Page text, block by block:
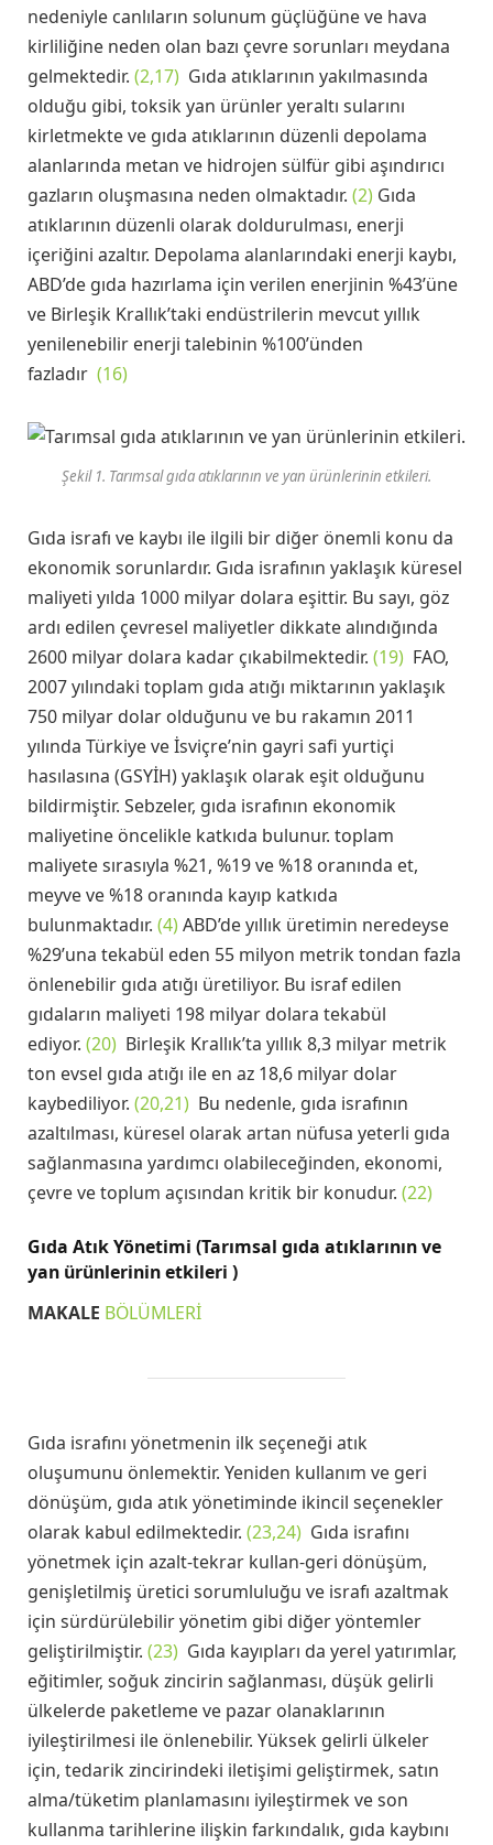
nedeniyle canlıların solunum güçlüğüne ve hava
kirliliğine neden olan bazı çevre sorunları meydana
gelmektedir. (2,17) Gıda atıklarının yakılmasında
olduğu gibi, toksik yan ürünler yeraltı sularını
kirletmekte ve gıda atıklarının düzenli depolama
alanlarında metan ve hidrojen sülfür gibi aşındırıcı
gazların oluşmasına neden olmaktadır. (2) Gıda
atıklarının düzenli olarak doldurulması, enerji
içeriğini azaltır. Depolama alanlarındaki enerji kaybı,
ABD’de gıda hazırlama için verilen enerjinin %43’üne
ve Birleşik Krallık’taki endüstrilerin mevcut yıllık
yenilenebilir enerji talebinin %100’ünden
fazladır (16)
Şekil 1. Tarımsal gıda atıklarının ve yan ürünlerinin etkileri.
Gıda israfı ve kaybı ile ilgili bir diğer önemli konu da
ekonomik sorunlardır. Gıda israfının yaklaşık küresel
maliyeti yılda 1000 milyar dolara eşittir. Bu sayı, göz
ardı edilen çevresel maliyetler dikkate alındığında
2600 milyar dolara kadar çıkabilmektedir. (19) FAO,
2007 yılındaki toplam gıda atığı miktarının yaklaşık
750 milyar dolar olduğunu ve bu rakamın 2011
yılında Türkiye ve İsviçre’nin gayri safi yurtiçi
hasılasına (GSYİH) yaklaşık olarak eşit olduğunu
bildirmiştir. Sebzeler, gıda israfının ekonomik
maliyetine öncelikle katkıda bulunur. toplam
maliyete sırasıyla %21, %19 ve %18 oranında et,
meyve ve %18 oranında kayıp katkıda
bulunmaktadır. (4) ABD’de yıllık üretimin neredeyse
%29’una tekabül eden 55 milyon metrik tondan fazla
önlenebilir gıda atığı üretiliyor. Bu israf edilen
gıdaların maliyeti 198 milyar dolara tekabül
ediyor. (20) Birleşik Krallık’ta yıllık 8,3 milyar metrik
ton evsel gıda atığı ile en az 18,6 milyar dolar
kaybediliyor. (20,21) Bu nedenle, gıda israfının
azaltılması, küresel olarak artan nüfusa yeterli gıda
sağlanmasına yardımcı olabileceğinden, ekonomi,
çevre ve toplum açısından kritik bir konudur. (22)
Gıda Atık Yönetimi (Tarımsal gıda atıklarının ve
yan ürünlerinin etkileri )
MAKALE BÖLÜMLERİ
Gıda israfını yönetmenin ilk seçeneği atık
oluşumunu önlemektir. Yeniden kullanım ve geri
dönüşüm, gıda atık yönetiminde ikincil seçenekler
olarak kabul edilmektedir. (23,24) Gıda israfını
yönetmek için azalt-tekrar kullan-geri dönüşüm,
genişletilmiş üretici sorumluluğu ve israfı azaltmak
için sürdürülebilir yönetim gibi diğer yöntemler
geliştirilmiştir. (23) Gıda kayıpları da yerel yatırımlar,
eğitimler, soğuk zincirin sağlanması, düşük gelirli
ülkelerde paketleme ve pazar olanaklarının
iyileştirilmesi ile önlenebilir. Yüksek gelirli ülkeler
için, tedarik zincirindeki iletişimi geliştirmek, satın
alma/tüketim planlamasını iyileştirmek ve son
kullanma tarihlerine ilişkin farkındalık, gıda kaybını